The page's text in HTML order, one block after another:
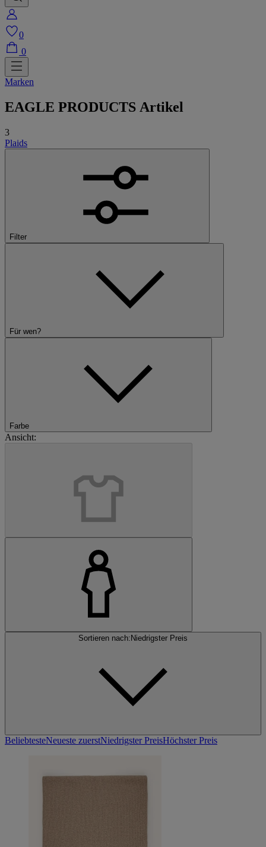
0
0
Marken
EAGLE PRODUCTS Artikel
3
Plaids
Filter
Für wen?
Farbe
Ansicht:
Sortieren nach: Niedrigster Preis
BeliebtesteNeueste zuerstNiedrigster PreisHöchster Preis